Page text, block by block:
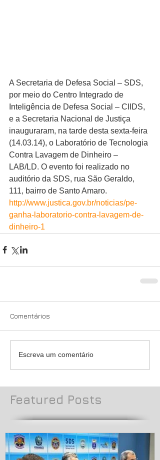
A Secretaria de Defesa Social – SDS,
por meio do Centro Integrado de
Inteligência de Defesa Social – CIIDS,
e a Secretaria Nacional de Justiça
inauguraram, na tarde desta sexta-feira
(14.03.14), o Laboratório de Tecnologia
Contra Lavagem de Dinheiro –
LAB/LD. O evento foi realizado no
auditório da SDS, rua São Geraldo,
111, bairro de Santo Amaro.
http://www.justica.gov.br/noticias/pe-
ganha-laboratorio-contra-lavagem-de-
dinheiro-1
Comentários
Escreva um comentário
Featured Posts